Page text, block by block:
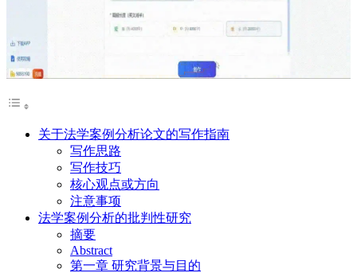
关于法学案例分析论文的写作指南
写作思路
写作技巧
核心观点或方向
注意事项
法学案例分析的批判性研究
摘要
Abstract
第一章 研究背景与目的